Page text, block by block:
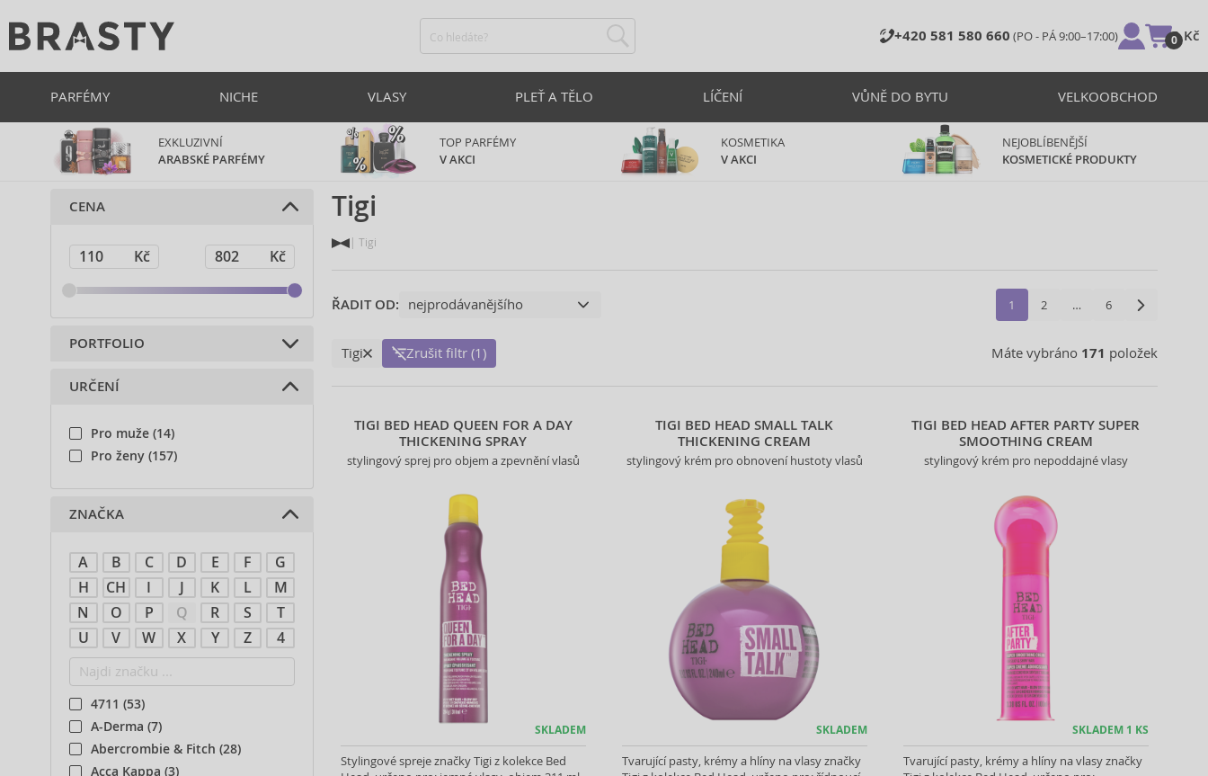
+420 581 580 660 (PO - PÁ 9:00–17:00) 0
0 Kč
PARFÉMY NICHE VLASY PLEŤ A TĚLO LÍČENÍ VŮNĚ DO BYTU VELKOOBCHOD
EXKLUZIVNÍ
ARABSKÉ PARFÉMY
TOP PARFÉMY
V AKCI
KOSMETIKA
V AKCI
NEJOBLÍBENĚJŠÍ
KOSMETICKÉ PRODUKTY
Tigi
Tigi
1 2 … 6
ŘADIT OD:
Máte vybráno 171 položek
Tigi Zrušit filtr (1)
TIGI BED HEAD QUEEN FOR A DAY
THICKENING SPRAY
stylingový sprej pro objem a zpevnění vlasů
SKLADEM
Stylingové spreje značky Tigi z kolekce Bed
TIGI BED HEAD SMALL TALK
THICKENING CREAM
stylingový krém pro obnovení hustoty vlasů
SKLADEM
Tvarující pasty, krémy a hlíny na vlasy značky
TIGI BED HEAD AFTER PARTY SUPER
SMOOTHING CREAM
stylingový krém pro nepoddajné vlasy
SKLADEM 1 KS
Tvarující pasty, krémy a hlíny na vlasy značky
CENA
PORTFOLIO
Vlasová kosmetika (171)
URČENÍ
Pro muže (14)
Pro ženy (157)
ZNAČKA
A B C D E F
G
H
CH I J K L
M
N
O P Q R S
T
U
V W X Y Z 4
4711 (53)
A-Derma (7)
Abercrombie & Fitch (28)
Acca Kappa (3)